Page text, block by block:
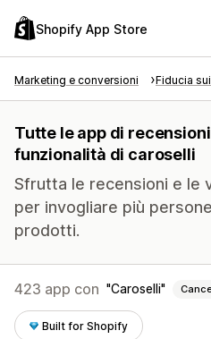
Shopify App Store
Marketing e conversioni Fiducia
Tutte le app di
funzionalità di caroselli
Sfrutta le recensioni e le
per invogliare più
prodotti.
423 app con Caroselli
Built for Shopify